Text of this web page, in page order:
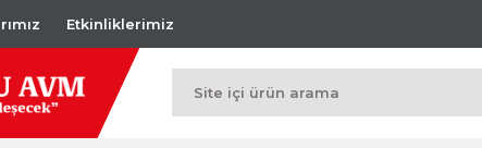
Etkinliklerimiz